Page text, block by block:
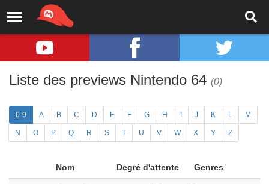
Liste des previews Nintendo 64 (0)
0-9 A B C D E F G H J K L M
N O P Q R S T U V W X Y Z
Nom Degré d'attente Genres